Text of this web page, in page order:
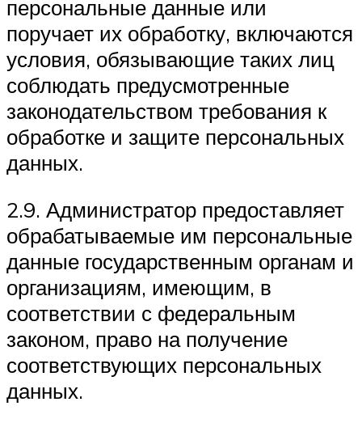
персональные данные или
поручает их обработку, включаются
условия, обязывающие таких лиц
соблюдать предусмотренные
законодательством требования к
обработке и защите персональных
данных.
2.9. Администратор предоставляет
обрабатываемые им персональные
данные государственным органам и
организациям, имеющим, в
соответствии с федеральным
законом, право на получение
соответствующих персональных
данных.